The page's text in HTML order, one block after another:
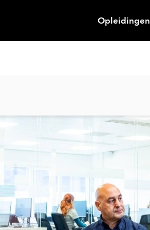
Opleidingen